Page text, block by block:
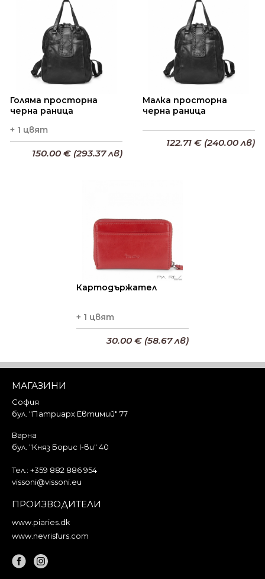
Добави в кошницата
Голяма просторна
черна раница
+ 1 цвят
150.00 € (293.37 лв)
Малка просторна
черна раница
122.71 € (240.00 лв)
Картодържател
+ 1 цвят
30.00 € (58.67 лв)
МАГАЗИНИ
София
бул. "Патриарх Евтимий" 77
Варна
бул. "Княз Борис I-ви" 40
Тел.: +359 882 886 954
vissoni@vissoni.eu
ПРОИЗВОДИТЕЛИ
www.piaries.dk
www.nevrisfurs.com